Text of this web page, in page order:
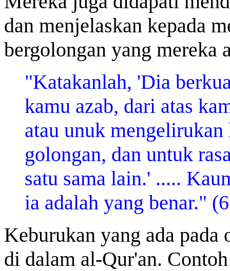
dan menjelaskan kepada
bergolongan yang mereka
"Katakanlah, 'Dia
kamu azab, dari atas
atau unuk
golongan, dan untuk
satu sama lain.' .....
ia adalah yang benar."
Keburukan yang ada
di dalam al-Qur'an.